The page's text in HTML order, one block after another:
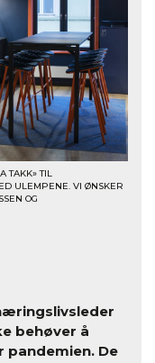
TAKK» TIL
ULEMPENE. VI ØNSKER
OG
behøver å
De